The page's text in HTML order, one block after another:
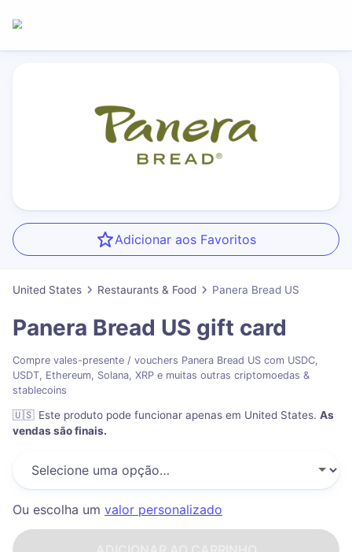
Adicionar aos Favoritos
United States Restaurants & Food Panera Bread US
Panera Bread US gift card
Compre vales-presente / vouchers Panera Bread US com USDC,
USDT, Ethereum, Solana, XRP e muitas outras criptomoedas &
stablecoins
🇺🇸 Este produto pode funcionar apenas em United States. As
vendas são finais.
Ou escolha um valor personalizado